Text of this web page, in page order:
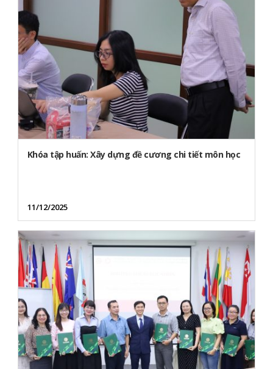
Khóa tập huấn: Xây dựng đề cương chi tiết môn học
11/12/2025